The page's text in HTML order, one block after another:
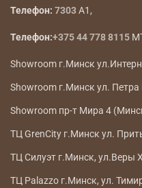
Телефон: 7303A1,
Телефон:+375 44 778 8115
Showroom г.Минск
Showroom г.Минск ул.
Showroom пр-т Мира 4
ТЦ GrenCity г.Минск ул.
ТЦ Силуэт г.Минск, ул.Веры
ТЦ Palazzo г.Минск, ул.